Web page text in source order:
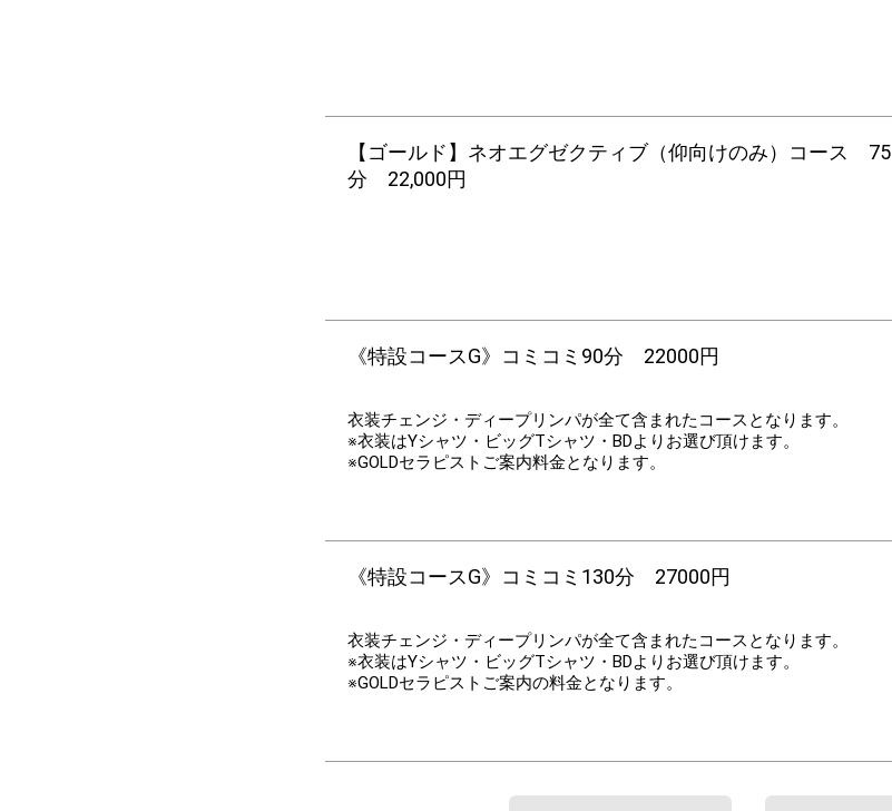
【ゴールド】ネオエグゼクティブ（仰向けのみ）コース 75
分 22,000円
《特設コースG》コミコミ90分 22000円
衣装チェンジ・ディープリンパが全て含まれたコースとなります。
※衣装はYシャツ・ビッグTシャツ・BDよりお選び頂けます。
※GOLDセラピストご案内料金となります。
《特設コースG》コミコミ130分 27000円
衣装チェンジ・ディープリンパが全て含まれたコースとなります。
※衣装はYシャツ・ビッグTシャツ・BDよりお選び頂けます。
※GOLDセラピストご案内の料金となります。